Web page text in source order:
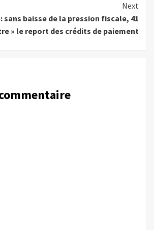
Next
sans baisse de la pression fiscale, 41
» le report des crédits de paiement